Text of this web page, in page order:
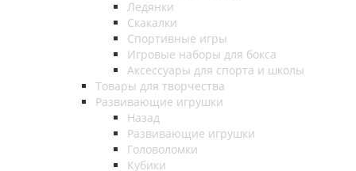
Ледянки
Скакалки
Спортивные игры
Игровые наборы для бокса
Аксессуары для спорта и школы
Товары для творчества
Развивающие игрушки
Назад
Развивающие игрушки
Головоломки
Кубики